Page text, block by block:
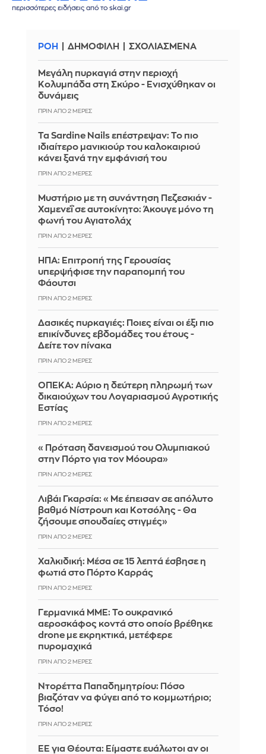
περισσότερες ειδήσεις από το skai.gr
ΡΟΗ ΔΗΜΟΦΙΛΗ ΣΧΟΛΙΑΣΜΕΝΑ
Μεγάλη πυρκαγιά στην περιοχή
Κολυμπάδα στη Σκύρο - Ενισχύθηκαν οι
δυνάμεις
ΠΡΙΝ ΑΠΌ 2 ΜΈΡΕΣ
Τα Sardine Nails επέστρεψαν: Το πιο
ιδιαίτερο μανικιούρ του καλοκαιριού
κάνει ξανά την εμφάνισή του
ΠΡΙΝ ΑΠΌ 2 ΜΈΡΕΣ
Μυστήριο με τη συνάντηση Πεζεσκιάν -
Χαμενεΐ σε αυτοκίνητο: Άκουγε μόνο τη
φωνή του Αγιατολάχ
ΠΡΙΝ ΑΠΌ 2 ΜΈΡΕΣ
ΗΠΑ: Επιτροπή της Γερουσίας
υπερψήφισε την παραπομπή του
Φάουτσι
ΠΡΙΝ ΑΠΌ 2 ΜΈΡΕΣ
Δασικές πυρκαγιές: Ποιες είναι οι έξι πιο
επικίνδυνες εβδομάδες του έτους -
Δείτε τον πίνακα
ΠΡΙΝ ΑΠΌ 2 ΜΈΡΕΣ
ΟΠΕΚΑ: Αύριο η δεύτερη πληρωμή των
δικαιούχων του Λογαριασμού Αγροτικής
Εστίας
ΠΡΙΝ ΑΠΌ 2 ΜΈΡΕΣ
«Πρόταση δανεισμού του Ολυμπιακού
στην Πόρτο για τον Μόουρα»
ΠΡΙΝ ΑΠΌ 2 ΜΈΡΕΣ
Λιβάι Γκαρσία: «Με έπεισαν σε απόλυτο
βαθμό Νίστρουπ και Κοτσόλης - Θα
ζήσουμε σπουδαίες στιγμές»
ΠΡΙΝ ΑΠΌ 2 ΜΈΡΕΣ
Χαλκιδική: Μέσα σε 15 λεπτά έσβησε η
φωτιά στο Πόρτο Καρράς
ΠΡΙΝ ΑΠΌ 2 ΜΈΡΕΣ
Γερμανικά ΜΜΕ: Το ουκρανικό
αεροσκάφος κοντά στο οποίο βρέθηκε
drone με εκρηκτικά, μετέφερε
πυρομαχικά
ΠΡΙΝ ΑΠΌ 2 ΜΈΡΕΣ
Ντορέττα Παπαδημητρίου: Πόσο
βιαζόταν να φύγει από το κομμωτήριο;
Τόσο!
ΠΡΙΝ ΑΠΌ 2 ΜΈΡΕΣ
ΕΕ για Θέουτα: Είμαστε ευάλωτοι αν οι